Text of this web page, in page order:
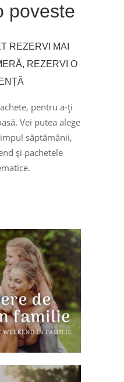
poveste
REZERVI MAI
REZERVI O
pentru a-ți
Vei putea alege
săptămânii,
și pachetele